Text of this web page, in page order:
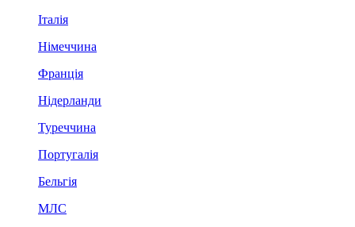
Італія
Німеччина
Франція
Нідерланди
Туреччина
Португалія
Бельгія
МЛС